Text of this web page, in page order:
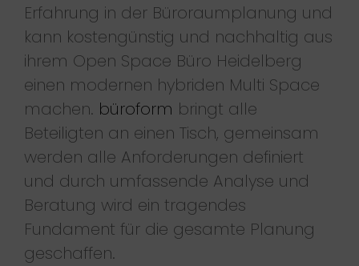
Erfahrung in der Büroraumplanung und
kann kostengünstig und nachhaltig aus
ihrem Open Space Büro Heidelberg
einen modernen hybriden Multi Space
machen. büroform bringt alle
Beteiligten an einen Tisch, gemeinsam
werden alle Anforderungen definiert
und durch umfassende Analyse und
Beratung wird ein tragendes
Fundament für die gesamte Planung
geschaffen.